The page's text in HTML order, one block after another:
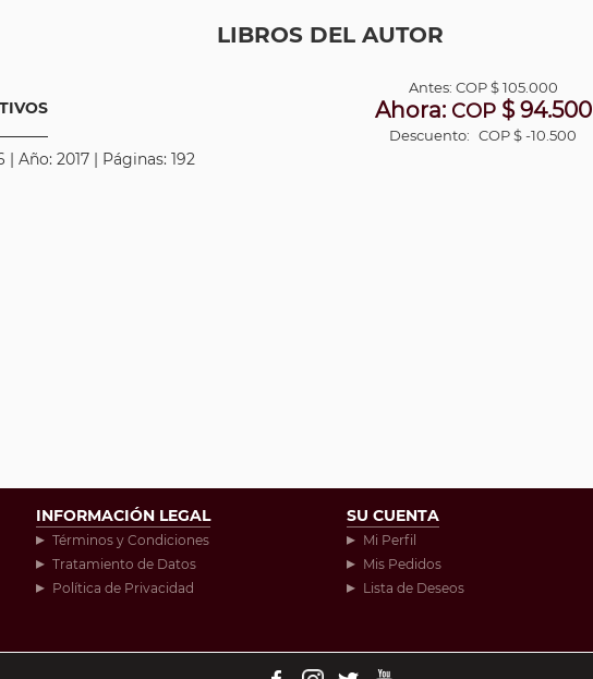
LIBROS DEL AUTOR
Año: 2017 | Páginas: 192
Antes: COP$ 105.000
Ahora: COP$ 94.500
Descuento: COP $ -10.500
INFORMACIÓN LEGAL
Términos y Condiciones
Tratamiento de Datos
Política de Privacidad
SU CUENTA
Mi Perfil
Mis Pedidos
Lista de Deseos